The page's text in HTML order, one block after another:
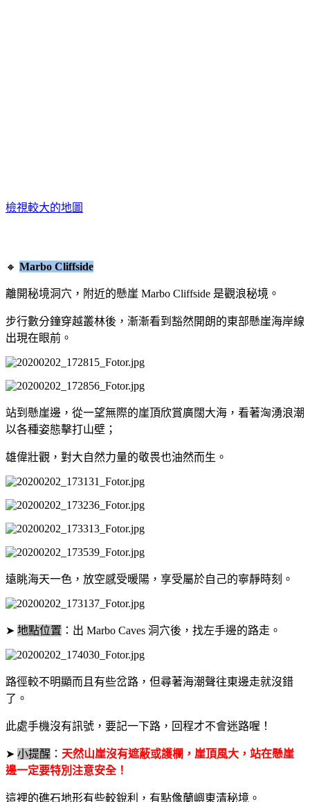
檢視較大的地圖
🔸 Marbo Cliffside
離開秘境洞穴，附近的懸崖 Marbo Cliffside 是觀浪秘境。
步行數分鐘穿越叢林後，漸漸看到豁然開朗的東部懸崖海岸線
出現在眼前。
站到懸崖邊，從一望無際的崖頂欣賞廣闊大海，看著洶湧浪潮
以各種姿態擊打山壁；
雄偉壯觀，對大自然力量的敬畏也油然而生。
遠眺海天一色，放空感受暖陽，享受屬於自己的寧靜時刻。
➤ 地點位置 ：出 Marbo Caves 洞穴後，找左手邊的路走。
路徑較不明顯而且有些岔路，但尋著海潮聲往東邊走就沒錯
了。
此處手機沒有訊號，要記一下路，回程才不會迷路喔！
➤ 小提醒 ： 天然山崖沒有遮蔽或護欄，崖頂風大，站在懸崖
邊一定要特別注意安全！
這裡的礁石地形有些較銳利，有點像蘭嶼東清秘境。